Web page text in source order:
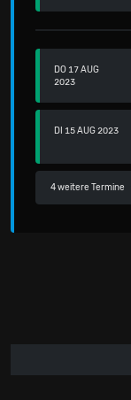
DO 17 AUG
2023
DI 15 AUG 2023
4 weitere Termine